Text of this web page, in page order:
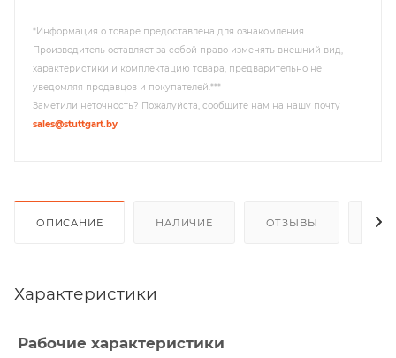
*Информация о товаре предоставлена для ознакомления.
Производитель оставляет за собой право изменять внешний вид,
характеристики и комплектацию товара, предварительно не
уведомляя продавцов и покупателей.***
Заметили неточность? Пожалуйста, сообщите нам на нашу почту
sales@stuttgart.by
ОПИСАНИЕ НАЛИЧИЕ ОТЗЫВЫ
Характеристики
Рабочие характеристики